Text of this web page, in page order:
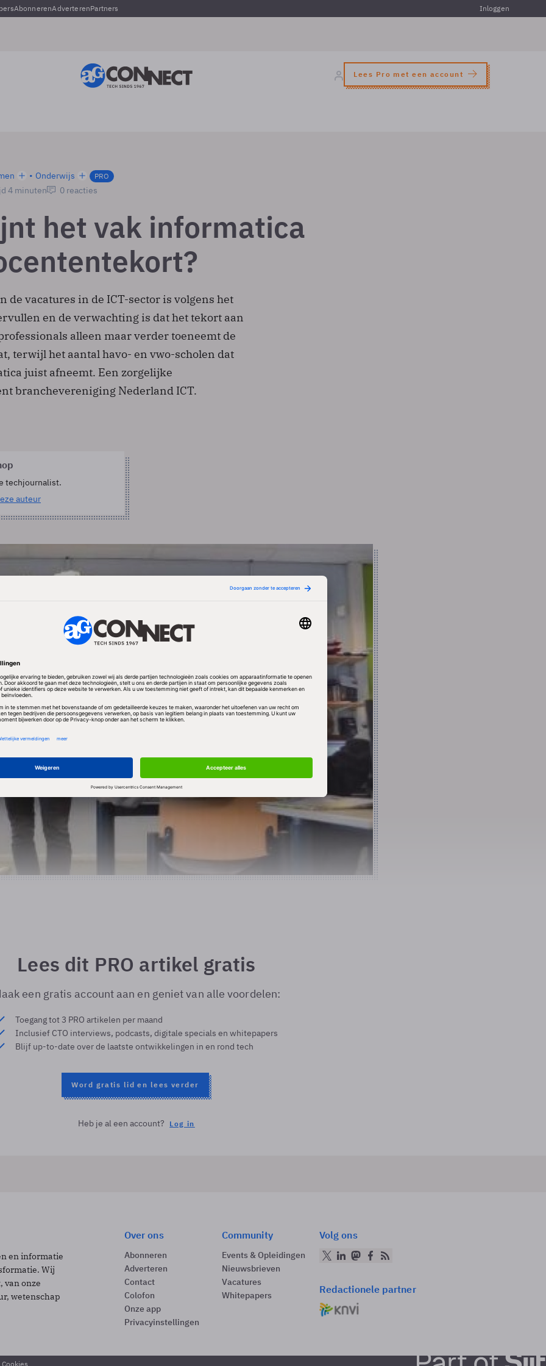
AbonnerenAdverterenPartners Inloggen
Lees Pro met een account
Onderwijs PRO
4 minuten 0 reacties
het vak informatica
de vacatures in de ICT-sector is volgens het
en de verwachting is dat het tekort aan
alleen maar verder toeneemt de
terwijl het aantal havo- en vwo-scholen dat
juist afneemt. Een zorgelijke
branchevereniging Nederland ICT.
techjournalist.
auteur
Lees dit PRO artikel gratis
een gratis account aan en geniet van alle voordelen:
Toegang tot 3 PRO artikelen per maand
Inclusief CTO interviews, podcasts, digitale specials en whitepapers
Blijf up-to-date over de laatste ontwikkelingen in en rond tech
Word gratis lid en lees verder
Heb je al een account? Log in
en informatie
Wij
van onze
wetenschap
Over ons
Abonneren
Adverteren
Contact
Colofon
Onze app
Privacyinstellingen
Community
Events & Opleidingen
Nieuwsbrieven
Vacatures
Whitepapers
Volg ons
Redactionele partner
Cookies